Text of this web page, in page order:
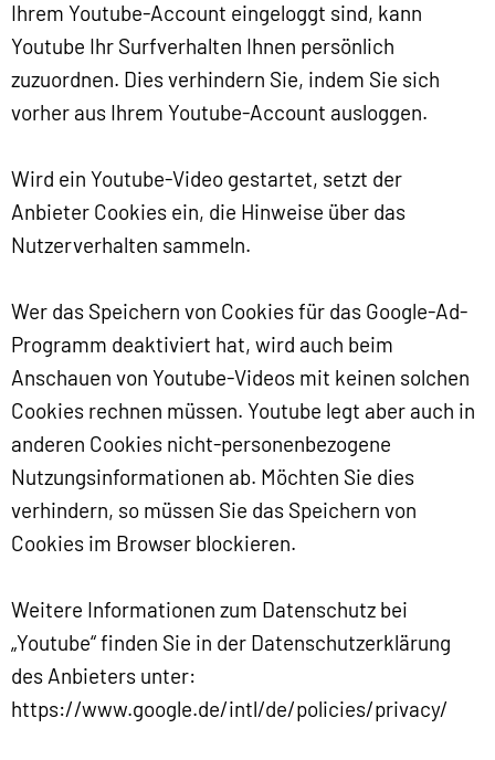
Ihrem Youtube-Account eingeloggt sind, kann
Youtube Ihr Surfverhalten Ihnen persönlich
zuzuordnen. Dies verhindern Sie, indem Sie sich
vorher aus Ihrem Youtube-Account ausloggen.
Wird ein Youtube-Video gestartet, setzt der
Anbieter Cookies ein, die Hinweise über das
Nutzerverhalten sammeln.
Wer das Speichern von Cookies für das Google-Ad-
Programm deaktiviert hat, wird auch beim
Anschauen von Youtube-Videos mit keinen solchen
Cookies rechnen müssen. Youtube legt aber auch in
anderen Cookies nicht-personenbezogene
Nutzungsinformationen ab. Möchten Sie dies
verhindern, so müssen Sie das Speichern von
Cookies im Browser blockieren.
Weitere Informationen zum Datenschutz bei
„Youtube“ finden Sie in der Datenschutzerklärung
des Anbieters unter:
https://www.google.de/intl/de/policies/privacy/